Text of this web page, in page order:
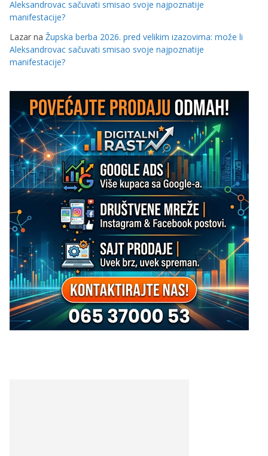
Aleksandrovac sačuvati smisao svoje najpoznatije
manifestacije?
Lazar na Župska berba 2026. pred velikim izazovima: može li
Aleksandrovac sačuvati smisao svoje najpoznatije
manifestacije?